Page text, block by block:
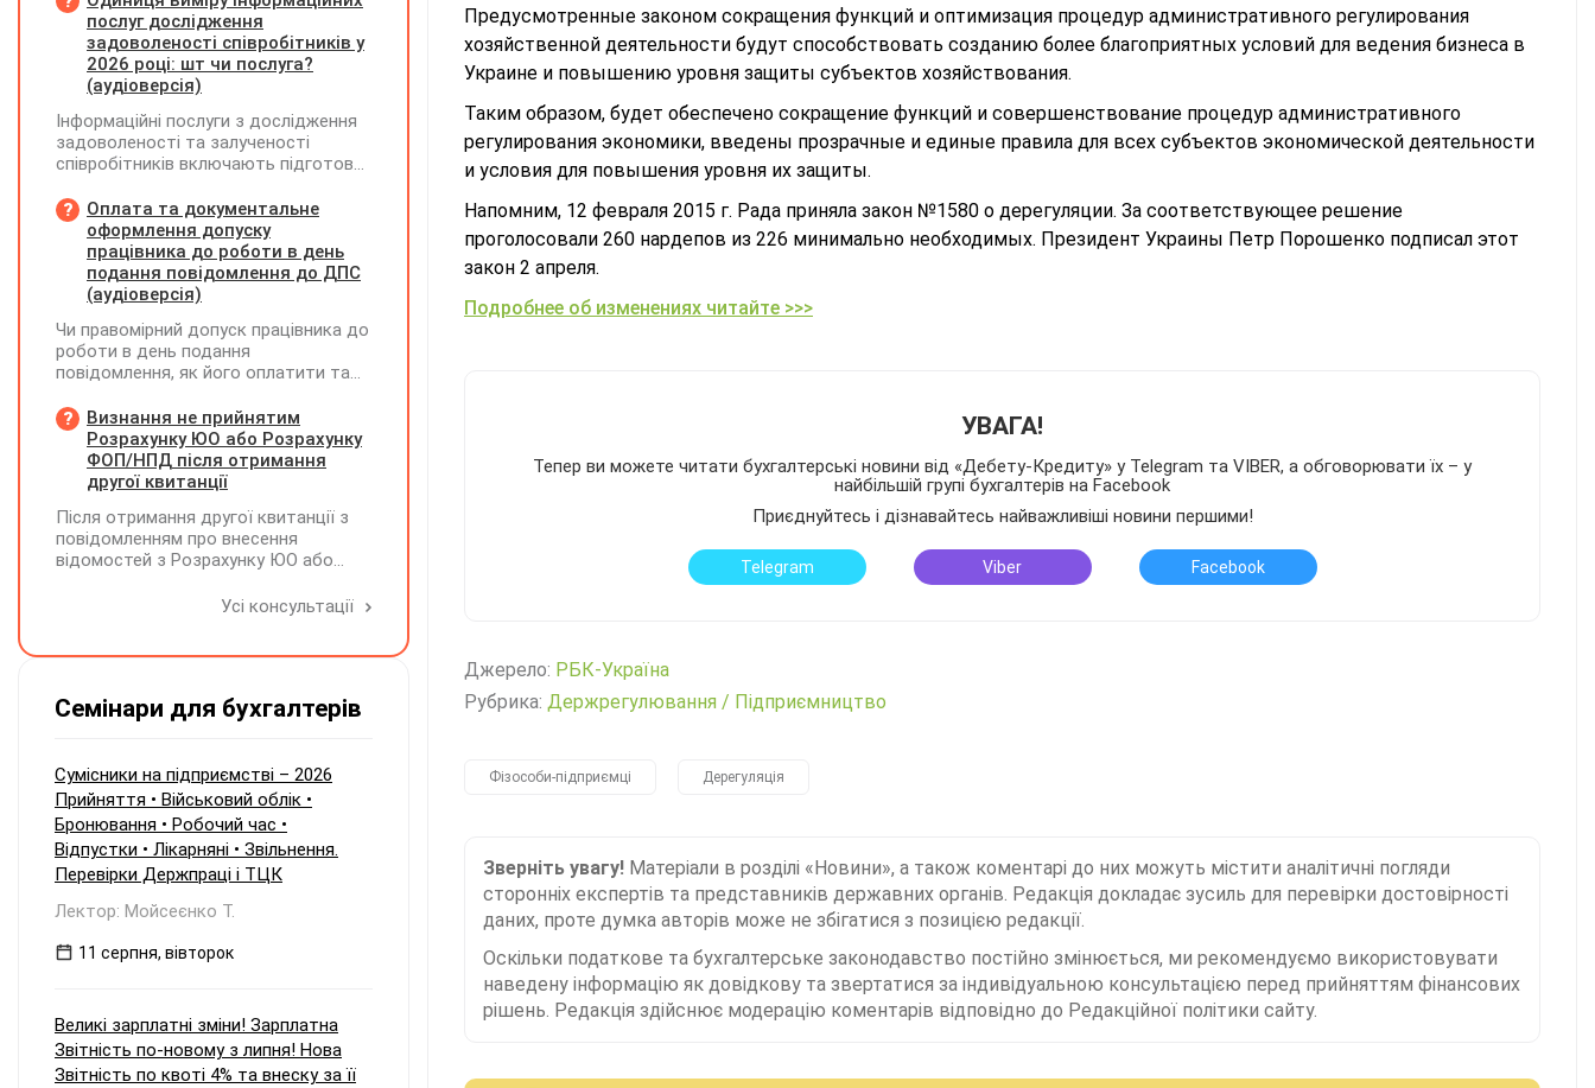
Предусмотренные законом сокращения функций и оптимизация процедур административного регулирования
хозяйственной деятельности будут способствовать созданию более благоприятных условий для ведения бизнеса в
Украине и повышению уровня защиты субъектов хозяйствования.
Таким образом, будет обеспечено сокращение функций и совершенствование процедур административного
регулирования экономики, введены прозрачные и единые правила для всех субъектов экономической деятельности
и условия для повышения уровня их защиты.
Напомним, 12 февраля 2015 г. Рада приняла закон №1580 о дерегуляции. За соответствующее решение
проголосовали 260 нардепов из 226 минимально необходимых. Президент Украины Петр Порошенко подписал этот
закон 2 апреля.
Подробнее об изменениях читайте >>>
УВАГА!
Тепер ви можете читати бухгалтерські новини від «Дебету-Кредиту» у Telegram та VIBER, а обговорювати їх – у
найбільшій групі бухгалтерів на Facebook
Приєднуйтесь і дізнавайтесь найважливіші новини першими!
Telegram Viber Facebook
Джерело: РБК-Україна
Рубрика: Держрегулювання / Підприємництво
Фізособи-підприємці Дерегуляція
Зверніть увагу! Матеріали в розділі «Новини», а також коментарі до них можуть містити аналітичні погляди
сторонніх експертів та представників державних органів. Редакція докладає зусиль для перевірки достовірності
даних, проте думка авторів може не збігатися з позицією редакції.
Оскільки податкове та бухгалтерське законодавство постійно змінюється, ми рекомендуємо використовувати
наведену інформацію як довідкову та звертатися за індивідуальною консультацією перед прийняттям фінансових
рішень. Редакція здійснює модерацію коментарів відповідно до Редакційної політики сайту.
звільненні?
послуг дослідження
задоволеності співробітників у
2026 році: шт чи послуга?
(аудіоверсія)
Інформаційні послуги з дослідження
задоволеності та залученості
співробітників включають підготовку
проведення опитування через
EngageQ та електронну пошту,
підтримку учасників і передачу
результатів. Яку одиницю виміру
коректніше застосовувати — «шт» чи
Оплата та документальне
оформлення допуску
працівника до роботи в день
подання повідомлення до ДПС
(аудіоверсія)
Чи правомірний допуск працівника до
роботи в день подання
повідомлення, як його оплатити та
Визнання не прийнятим
Розрахунку ЮО або Розрахунку
ФОП/НПД після отримання
другої квитанції
Після отримання другої квитанції з
повідомленням про внесення
відомостей з Розрахунку ЮО або
застрахованих осіб, на підставі
Усі консультації
Семінари для бухгалтерів
Сумісники на підприємстві – 2026
Прийняття • Військовий облік •
Бронювання • Робочий час •
Відпустки • Лікарняні • Звільнення.
Перевірки Держпраці і ТЦК
Лектор: Мойсеєнко Т.
11 серпня, вівторок
Великі зарплатні зміни! Зарплатна
Звітність по-новому з липня! Нова
Звітність по квоті 4% та внеску за її